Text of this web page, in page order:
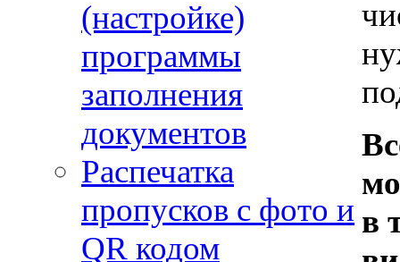
(настройке)
программы
заполнения
документов
Распечатка
пропусков с фото и
QR кодом
в